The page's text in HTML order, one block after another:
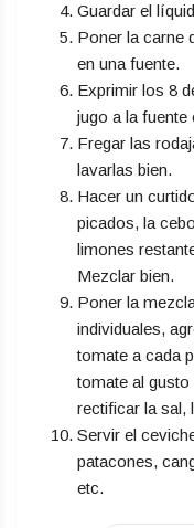
Guardar el
Poner la carne
en una fuente.
Exprimir los 8
jugo a la
Fregar las
lavarlas bien.
Hacer un
picados, la
limones
Mezclar bien.
Poner la
individuales,
tomate a cada
tomate al
rectificar la sal,
Servir el
patacones,
etc.